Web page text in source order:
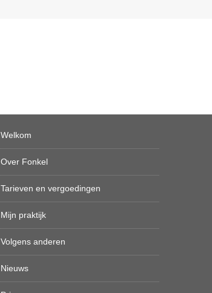
Welkom
Over Fonkel
Tarieven en vergoedingen
Mijn praktijk
Volgens anderen
Nieuws